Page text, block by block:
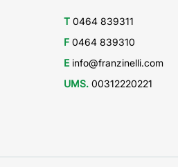
T0464 839311
F0464 839310
Einfo@franzinelli.com
UMS.00312220221